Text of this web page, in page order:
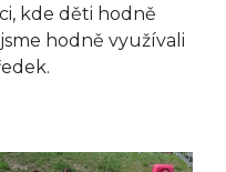
kde děti hodně
hodně využívali